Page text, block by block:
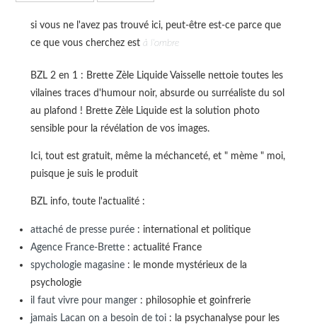
si vous ne l'avez pas trouvé ici, peut-être est-ce parce que
ce que vous cherchez est à l'ombre
BZL 2 en 1 : Brette Zèle Liquide Vaisselle nettoie toutes les
vilaines traces d'humour noir, absurde ou surréaliste du sol
au plafond ! Brette Zèle Liquide est la solution photo
sensible pour la révélation de vos images.
Ici, tout est gratuit, même la méchanceté, et " mème " moi,
puisque je suis le produit
BZL info, toute l'actualité :
attaché de presse purée: international et politique
Agence France-Brette: actualité France
spychologie magasine: le monde mystérieux de la
psychologie
il faut vivre pour manger: philosophie et goinfrerie
jamais Lacan on a besoin de toi: la psychanalyse pour les